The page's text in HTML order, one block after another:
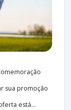
sua promoção
está...